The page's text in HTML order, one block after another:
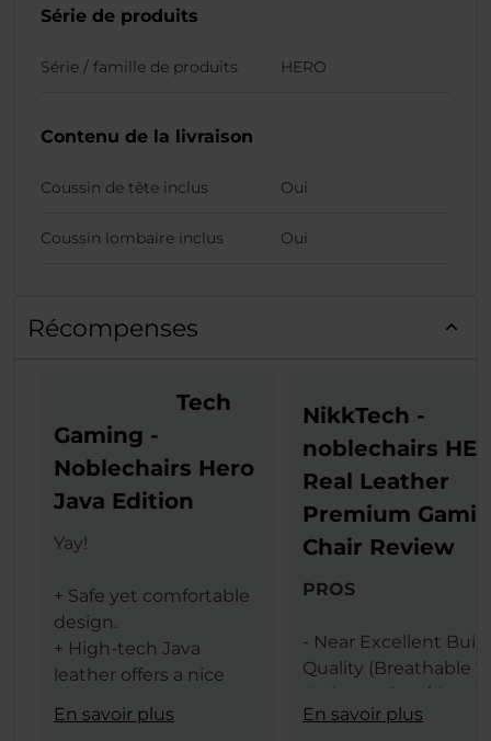
Série de produits
Série / famille de produits HERO
Contenu de la livraison
Coussin de tête inclus Oui
Coussin lombaire inclus Oui
Récompenses
Tech
Gaming -
Noblechairs Hero
Java Edition
Yay!
+ Safe yet comfortable
design.
+ High-tech Java
leather offers a nice
+ The same leather
En savoir plus
NikkTech -
noblechairs
Real Leather
Premium
Chair Review
PROS
- Near Excellent
Quality (Breathable
Grain Leather / Steel
Frame)
En savoir plus